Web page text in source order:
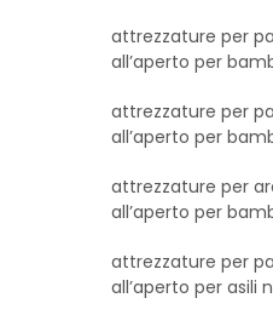
attrezzature per
all’aperto per
attrezzature per
all’aperto per
attrezzature per
all’aperto per
attrezzature per
all’aperto per asili